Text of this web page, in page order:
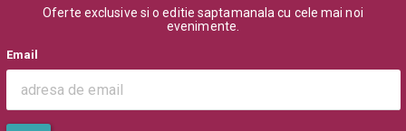
Oferte exclusive si o editie saptamanala cu cele mai noi
evenimente.
Email